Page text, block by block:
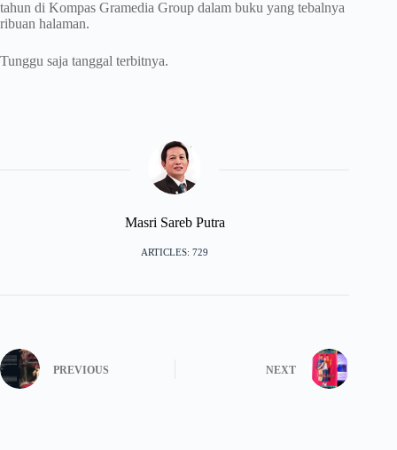
tahun di Kompas Gramedia Group dalam buku yang tebalnya
ribuan halaman.
Tunggu saja tanggal terbitnya.
Masri Sareb Putra
ARTICLES: 729
PREVIOUS NEXT